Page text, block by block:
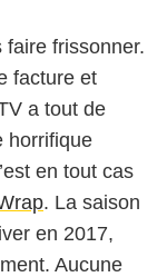
faire frissonner.
facture et
a tout de
horrifique
en tout cas
. La saison
en 2017,
Aucune